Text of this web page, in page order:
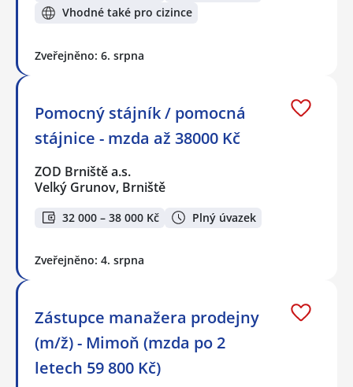
Vhodné také pro cizince
Zveřejněno: 6. srpna
Pomocný stájník / pomocná
stájnice - mzda až 38000 Kč
ZOD Brniště a.s.
Velký Grunov, Brniště
32 000 – 38 000 Kč Plný úvazek
Zveřejněno: 4. srpna
Zástupce manažera prodejny
(m/ž) - Mimoň (mzda po 2
letech 59 800 Kč)